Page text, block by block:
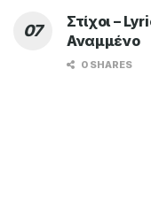
Στίχοι –
Αναμμένο
0 SHARES